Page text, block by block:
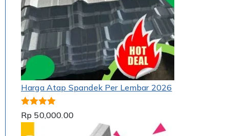
Harga Atap Spandek Per Lembar 2026
Dinilai 5.00
Rp 50,000.00